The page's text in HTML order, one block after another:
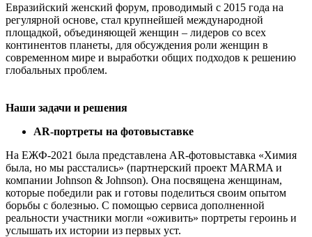
Евразийский женский форум, проводимый с 2015 года на
регулярной основе, стал крупнейшей международной
площадкой, объединяющей женщин – лидеров со всех
континентов планеты, для обсуждения роли женщин в
современном мире и выработки общих подходов к решению
глобальных проблем.
Наши задачи и решения
AR-портреты на фотовыставке
На ЕЖФ-2021 была представлена AR-фотовыставка «Химия
была, но мы расстались» (партнерский проект MARMA и
компании Johnson & Johnson). Она посвящена женщинам,
которые победили рак и готовы поделиться своим опытом
борьбы с болезнью. С помощью сервиса дополненной
реальности участники могли «оживить» портреты героинь и
услышать их истории из первых уст.